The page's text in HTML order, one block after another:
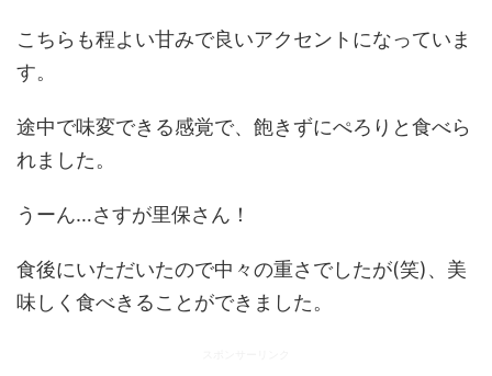
こちらも程よい甘みで良いアクセントになっていま
す。
途中で味変できる感覚で、飽きずにぺろりと食べら
れました。
うーん…さすが里保さん！
食後にいただいたので中々の重さでしたが(笑)、美
味しく食べきることができました。